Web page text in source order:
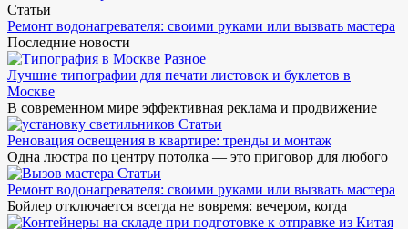
Статьи
Ремонт водонагревателя: своими руками или вызвать мастера
Последние новости
Разное
Лучшие типографии для печати листовок и буклетов в
Москве
В современном мире эффективная реклама и продвижение
Статьи
Реновация освещения в квартире: тренды и монтаж
Одна люстра по центру потолка — это приговор для любого
Статьи
Ремонт водонагревателя: своими руками или вызвать мастера
Бойлер отключается всегда не вовремя: вечером, когда